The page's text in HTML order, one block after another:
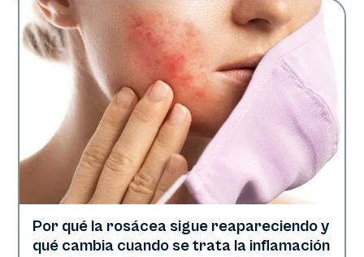
Salud de la piel
Por qué la rosácea sigue reapareciendo y
qué cambia cuando se trata la inflamación